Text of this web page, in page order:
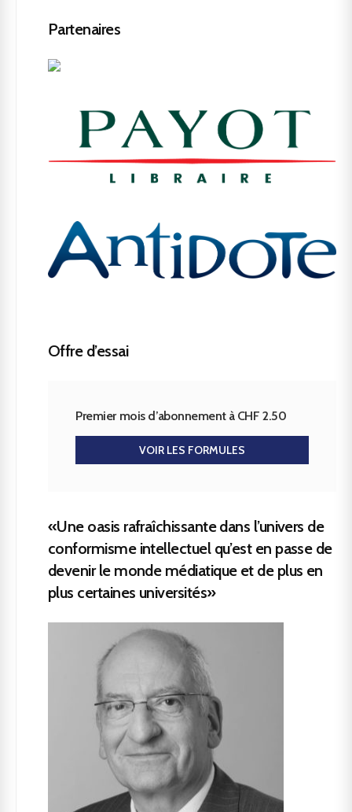
Partenaires
Offre d’essai
Premier mois d’abonnement à CHF 2.50
VOIR LES FORMULES
«Une oasis rafraîchissante dans l’univers de
conformisme intellectuel qu’est en passe de
devenir le monde médiatique et de plus en
plus certaines universités»